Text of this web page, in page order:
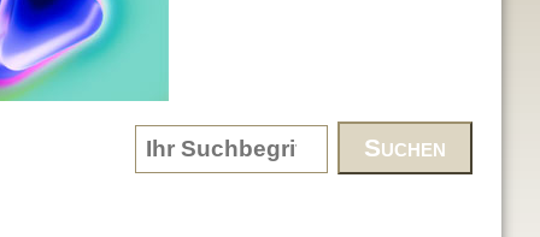
Search form